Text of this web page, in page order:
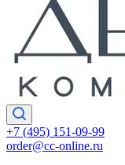
+7 (495) 151-09-99
order@cc-online.ru